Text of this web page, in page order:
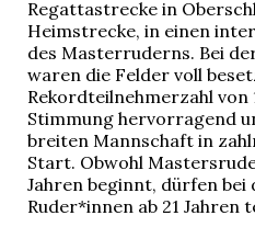
Regattastrecke in
Heimstrecke, in einen
des Masterruderns. Bei
waren die Felder voll
Rekordteilnehmerzahl von
Stimmung hervorragend
breiten Mannschaft in
Start. Obwohl
Jahren beginnt, dürfen
Ruder*innen ab 21 Jahren